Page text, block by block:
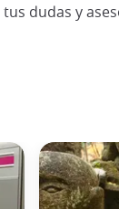
dudas y